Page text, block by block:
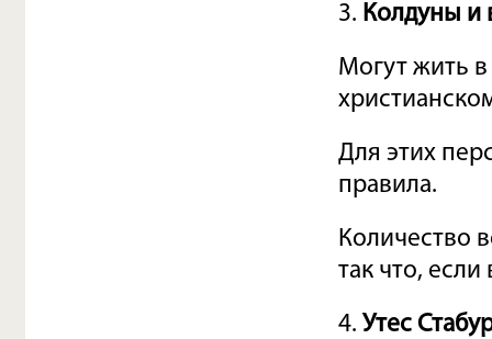
3. Колдуны и
Могут жить
Для этих
правила.
Количество
так что, если
4. Утес